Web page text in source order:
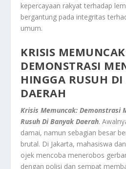
kepercayaan rakyat terhadap
bergantung pada integritas
umum.
KRISIS
DEMONSTRASI
HINGGA RUSUH
DAERAH
Krisis Memuncak: Demonstrasi
Rusuh Di Banyak Daerah.
damai, namun sebagian besar
brutal. Di Jakarta, mahasiswa
ojek mencoba menerobos
dengan polisi dan sempat